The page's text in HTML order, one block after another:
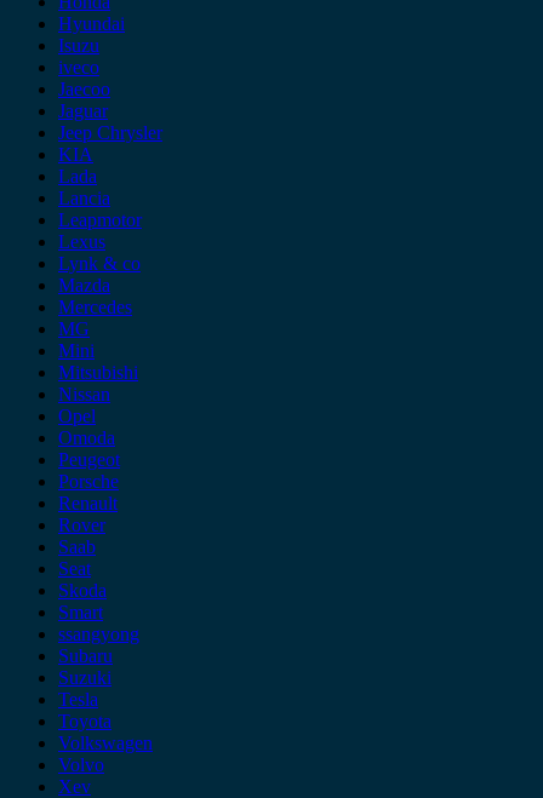
Hyundai
Isuzu
iveco
Jaecoo
Jaguar
Jeep Chrysler
KIA
Lada
Lancia
Leapmotor
Lexus
Lynk & co
Mazda
Mercedes
MG
Mini
Mitsubishi
Nissan
Opel
Omoda
Peugeot
Porsche
Renault
Rover
Saab
Seat
Skoda
Smart
ssangyong
Subaru
Suzuki
Tesla
Toyota
Volkswagen
Volvo
Xev